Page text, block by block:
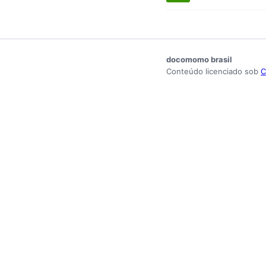
docomomo brasil
Conteúdo licenciado sob